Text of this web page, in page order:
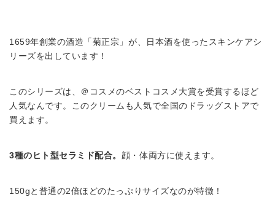
1659年創業の酒造「菊正宗」が、日本酒を使ったスキンケアシ
リーズを出しています！
このシリーズは、＠コスメのベストコスメ大賞を受賞するほど
人気なんです。このクリームも人気で全国のドラッグストアで
買えます。
3種のヒト型セラミド配合。 顔・体両方に使えます。
150gと普通の2倍ほどのたっぷりサイズなのが特徴！